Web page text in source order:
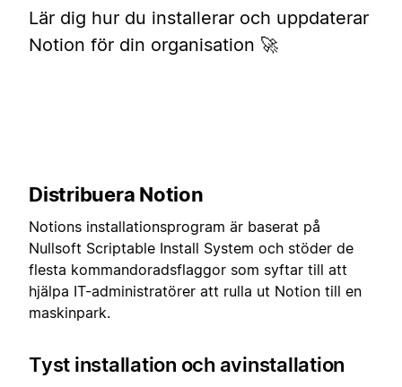
Lär dig hur du installerar och uppdaterar
Notion för din organisation 🚀
Distribuera Notion
Notions installationsprogram är baserat på
Nullsoft Scriptable Install System och stöder de
flesta kommandoradsflaggor som syftar till att
hjälpa IT-administratörer att rulla ut Notion till en
maskinpark.
Tyst installation och avinstallation